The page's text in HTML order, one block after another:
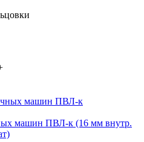
машин ПВЛ-к (16 мм внутр.